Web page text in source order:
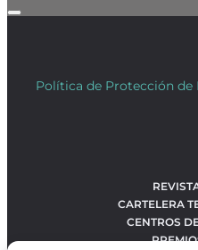
Política de Protección de
CARTELERA
CENTROS